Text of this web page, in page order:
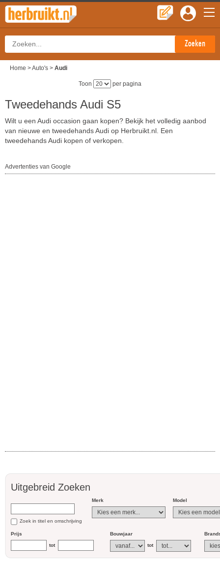
Home >Auto's > Audi
Toon per pagina
Tweedehands Audi S5
Wilt u een Audi occasion gaan kopen? Bekijk het volledig aanbod
van nieuwe en tweedehands Audi op Herbruikt.nl. Een
tweedehands Audi kopen of verkopen.
Advertenties van Google
Uitgebreid Zoeken
Zoek in titel en omschrijving
Merk Model
Prijs
tot
Bouwjaar
tot